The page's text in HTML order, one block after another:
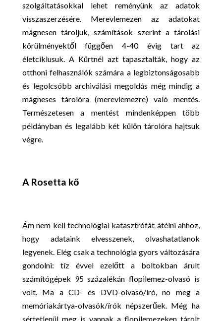
szolgáltatásokkal lehet reményünk az adatok
visszaszerzésére. Merevlemezen az adatokat
mágnesen tároljuk, számítások szerint a tárolási
körülményektől függően 4-40 évig tart az
életciklusuk. A Kürtnél azt tapasztalták, hogy az
otthoni felhasználók számára a legbiztonságosabb
és legolcsóbb archiválási megoldás még mindig a
mágneses tárolóra (merevlemezre) való mentés.
Természetesen a mentést mindenképpen több
példányban és legalább két külön tárolóra hajtsuk
végre.
A Rosetta kő
Ám nem kell technológiai katasztrófát átélni ahhoz,
hogy adataink elvesszenek, olvashatatlanok
legyenek. Elég csak a technológia gyors változására
gondolni: tíz évvel ezelőtt a boltokban árult
számítógépek 95 százalékán flopilemez-olvasó is
volt. Ma a CD- és DVD-olvasó/író, no meg a
memóriakártya-olvasók/írók népszerűek. Még ha
sértetlenül meg is vannak a flopilemezeken tárolt